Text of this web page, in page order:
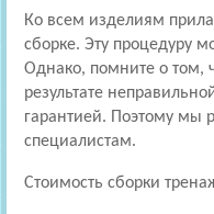
Ко всем изделиям
сборке. Эту процедуру
Однако, помните о том,
результате
гарантией. Поэтому мы
специалистам.
Стоимость сборки